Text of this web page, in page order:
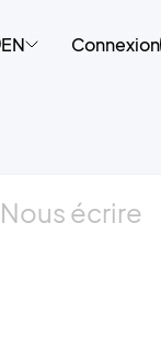
EN Connexion
Nous écrire